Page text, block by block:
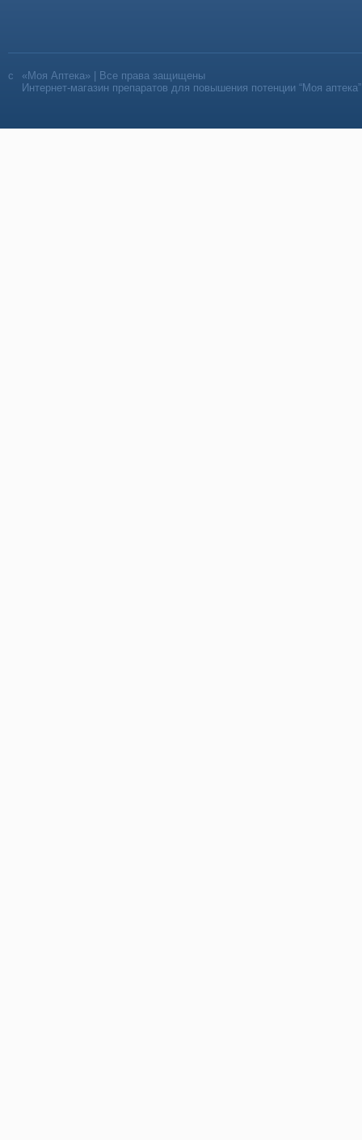
«Моя Аптека» | Все права защищены
Интернет-магазин препаратов для повышения потенции “Моя